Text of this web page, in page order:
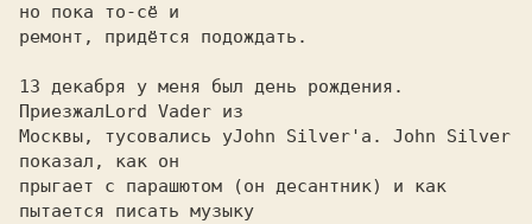
но пока то-сё и
ремонт, придётся подождать.
13 декабря у меня был день рождения.
Приезжал
Москвы, тусовались уJohn Silver'а. John Silver
прыгает с парашютом (он десантник) и как
пытается писать музыку